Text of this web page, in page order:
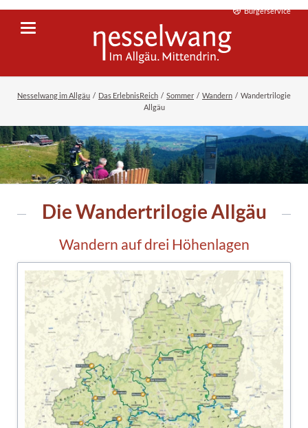
Bürgerservice
Nesselwang im Allgäu Das ErlebnisReich Sommer Wandern
Wandertrilogie
Allgäu
Die Wandertrilogie Allgäu
Wandern auf drei Höhenlagen